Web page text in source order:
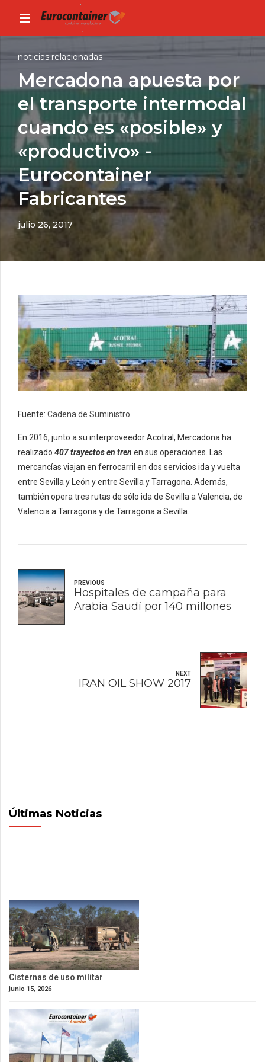
noticias relacionadas
Mercadona apuesta por
el transporte intermodal
cuando es «posible» y
«productivo» -
Eurocontainer
Fabricantes
julio 26, 2017
Fuente: Cadena de Suministro
En 2016, junto a su interproveedor Acotral, Mercadona ha
realizado 407 trayectos en tren en sus operaciones. Las
mercancías viajan en ferrocarril en dos servicios ida y vuelta
entre Sevilla y León y entre Sevilla y Tarragona. Además,
también opera tres rutas de sólo ida de Sevilla a Valencia, de
Valencia a Tarragona y de Tarragona a Sevilla.
PREVIOUS
Hospitales de campaña para
Arabia Saudí por 140 millones
NEXT
IRAN OIL SHOW 2017
Últimas Noticias
Cisternas de uso militar
junio 15, 2026